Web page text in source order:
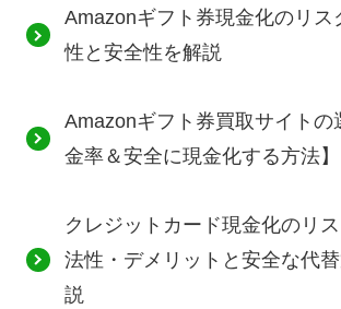
Amazonギフト券現金化のリス
性と安全性を解説
Amazonギフト券買取サイトの
金率＆安全に現金化する方法】
クレジットカード現金化のリ
法性・デメリットと安全な代
説